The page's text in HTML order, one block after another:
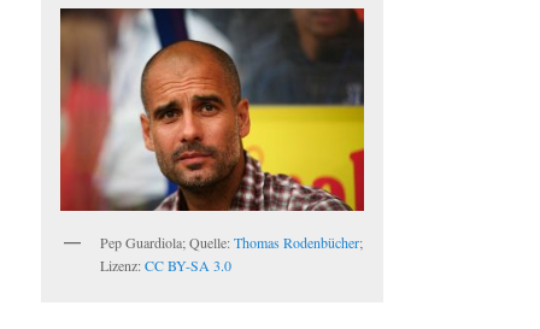
Pep Guardiola; Quelle:Thomas Rodenbücher;
Lizenz:CC BY-SA 3.0